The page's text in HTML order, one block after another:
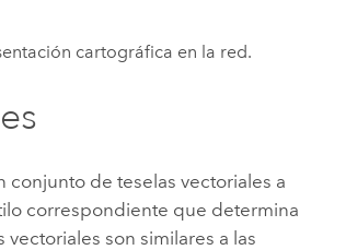
cartográfica en la red.
conjunto de teselas vectoriales a
correspondiente que determina
son similares a las